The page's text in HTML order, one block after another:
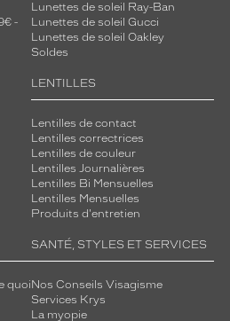
-
Lunettes de soleil Ray-Ban
Lunettes de soleil Gucci
Lunettes de soleil Oakley
Soldes
LENTILLES
Lentilles de contact
Lentilles correctrices
Lentilles de couleur
Lentilles Journalières
Lentilles Bi Mensuelles
Lentilles Mensuelles
Produits d'entretien
quoi
SANTÉ, STYLES ET SERVICES
Nos Conseils Visagisme
Services Krys
La myopie